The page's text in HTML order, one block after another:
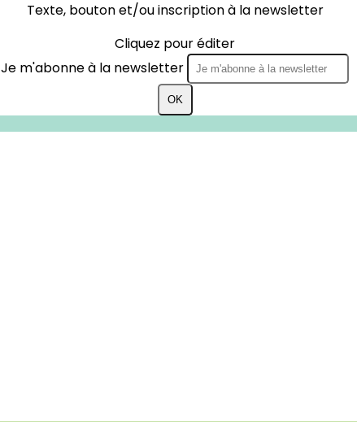
Texte, bouton et/ou inscription à la newsletter
Cliquez pour éditer
Je m'abonne à la newsletter
OK